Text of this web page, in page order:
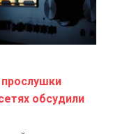
обсудили